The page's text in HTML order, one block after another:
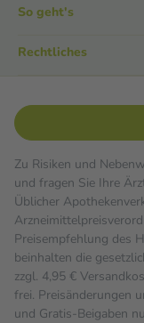
So geht's
Rechtliches
Zu Risiken und
und fragen Sie Ihre
Üblicher
Preisempfehlung des
beinhalten die
zzgl. 4,95 €
frei. Preisänderungen
und Gratis-Beigaben